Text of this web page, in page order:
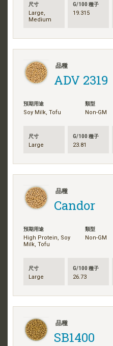
尺寸
Large,
Medium
G/100 種子
19.315
品種
ADV 2319
預期用途
Soy Milk, Tofu
類型
Non-GM
尺寸
Large
G/100 種子
23.81
品種
Candor
預期用途
High Protein, Soy
Milk, Tofu
類型
Non-GM
尺寸
Large
G/100 種子
26.73
品種
SB1400